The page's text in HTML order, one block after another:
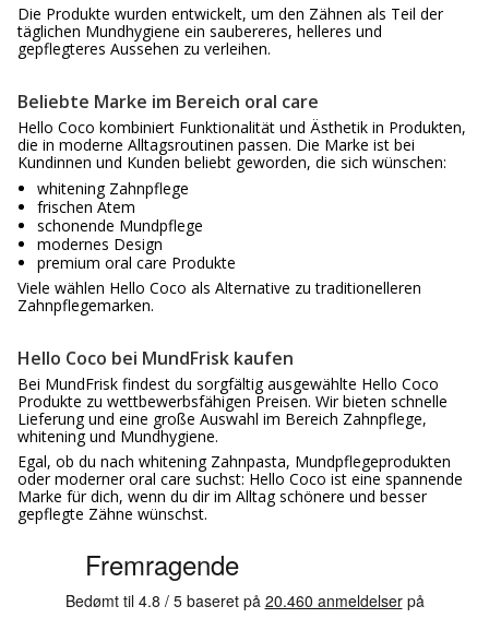
Die Produkte wurden entwickelt, um den Zähnen als Teil der
täglichen Mundhygiene ein saubereres, helleres und
gepflegteres Aussehen zu verleihen.
Beliebte Marke im Bereich oral care
Hello Coco kombiniert Funktionalität und Ästhetik in Produkten,
die in moderne Alltagsroutinen passen. Die Marke ist bei
Kundinnen und Kunden beliebt geworden, die sich wünschen:
whitening Zahnpflege
frischen Atem
schonende Mundpflege
modernes Design
premium oral care Produkte
Viele wählen Hello Coco als Alternative zu traditionelleren
Zahnpflegemarken.
Hello Coco bei MundFrisk kaufen
Bei MundFrisk findest du sorgfältig ausgewählte Hello Coco
Produkte zu wettbewerbsfähigen Preisen. Wir bieten schnelle
Lieferung und eine große Auswahl im Bereich Zahnpflege,
whitening und Mundhygiene.
Egal, ob du nach whitening Zahnpasta, Mundpflegeprodukten
oder moderner oral care suchst: Hello Coco ist eine spannende
Marke für dich, wenn du dir im Alltag schönere und besser
gepflegte Zähne wünschst.